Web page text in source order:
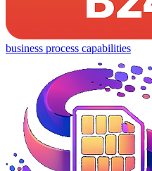
business process capabilities